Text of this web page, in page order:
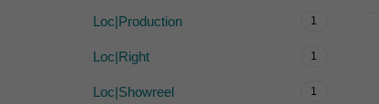
Loc|Production 1
Loc|Right 1
Loc|Showreel 1